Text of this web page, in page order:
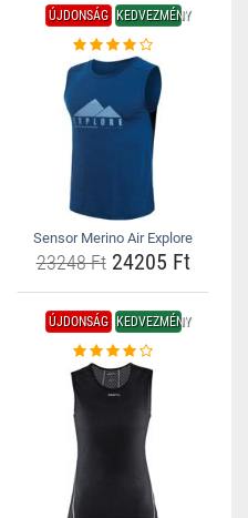
ÚJDONSÁG KEDVEZMÉNY
Sensor Merino Air Explore
23248 Ft24205 Ft
ÚJDONSÁG KEDVEZMÉNY